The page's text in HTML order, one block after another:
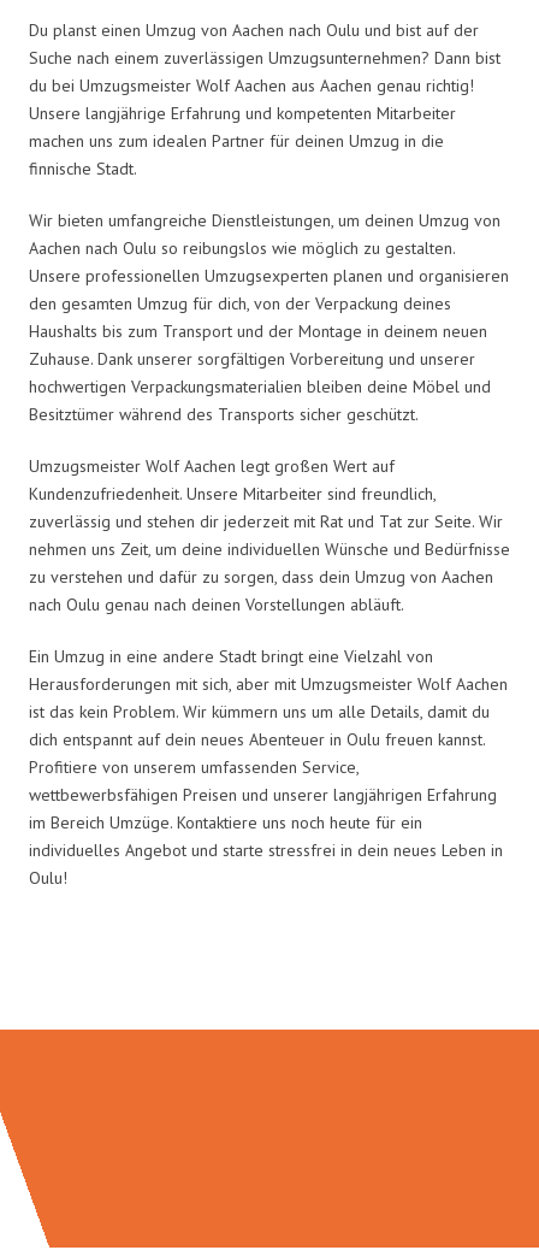
Du planst einen Umzug von Aachen nach Oulu und bist auf der
Suche nach einem zuverlässigen Umzugsunternehmen? Dann bist
du bei Umzugsmeister Wolf Aachen aus Aachen genau richtig!
Unsere langjährige Erfahrung und kompetenten Mitarbeiter
machen uns zum idealen Partner für deinen Umzug in die
finnische Stadt.
Wir bieten umfangreiche Dienstleistungen, um deinen Umzug von
Aachen nach Oulu so reibungslos wie möglich zu gestalten.
Unsere professionellen Umzugsexperten planen und organisieren
den gesamten Umzug für dich, von der Verpackung deines
Haushalts bis zum Transport und der Montage in deinem neuen
Zuhause. Dank unserer sorgfältigen Vorbereitung und unserer
hochwertigen Verpackungsmaterialien bleiben deine Möbel und
Besitztümer während des Transports sicher geschützt.
Umzugsmeister Wolf Aachen legt großen Wert auf
Kundenzufriedenheit. Unsere Mitarbeiter sind freundlich,
zuverlässig und stehen dir jederzeit mit Rat und Tat zur Seite. Wir
nehmen uns Zeit, um deine individuellen Wünsche und Bedürfnisse
zu verstehen und dafür zu sorgen, dass dein Umzug von Aachen
nach Oulu genau nach deinen Vorstellungen abläuft.
Ein Umzug in eine andere Stadt bringt eine Vielzahl von
Herausforderungen mit sich, aber mit Umzugsmeister Wolf Aachen
ist das kein Problem. Wir kümmern uns um alle Details, damit du
dich entspannt auf dein neues Abenteuer in Oulu freuen kannst.
Profitiere von unserem umfassenden Service,
wettbewerbsfähigen Preisen und unserer langjährigen Erfahrung
im Bereich Umzüge. Kontaktiere uns noch heute für ein
individuelles Angebot und starte stressfrei in dein neues Leben in
Oulu!